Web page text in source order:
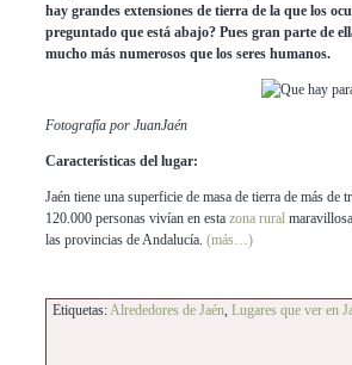
hay grandes extensiones de tierra de la que los
preguntado que está abajo? Pues gran parte de
mucho más numerosos que los seres humanos.
Fotografía por JuanJaén
Características del lugar:
Jaén tiene una superficie de masa de tierra de más
120.000 personas vivían en esta zona rural
las provincias de Andalucía. (más…)
Etiquetas:Alrededores de Jaén, Lugares que ver en